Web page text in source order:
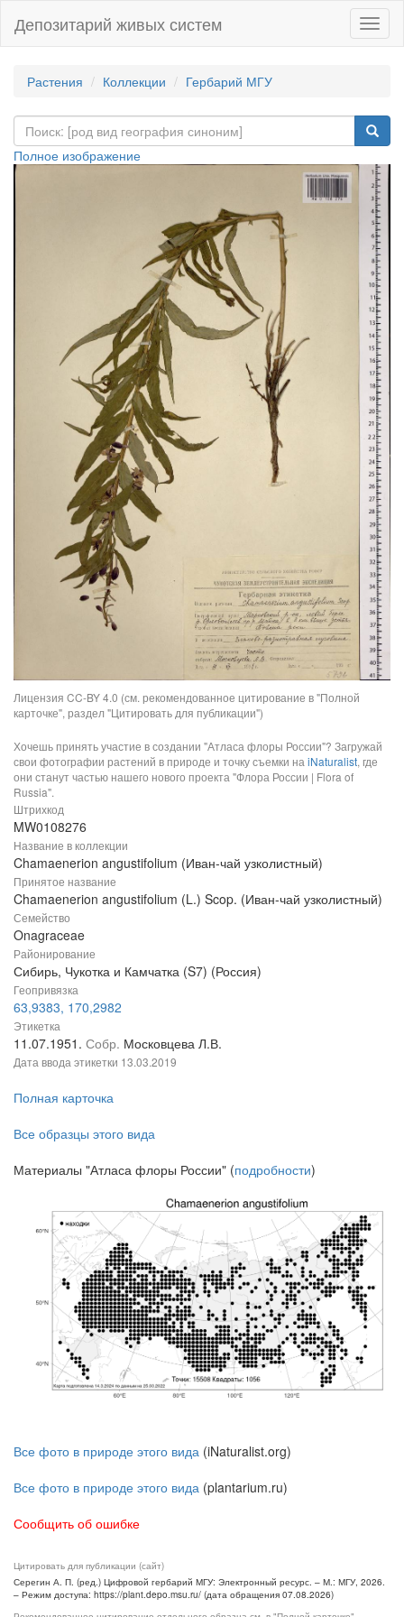
Депозитарий живых систем
Растения Коллекции Гербарий МГУ
Полное изображение
Лицензия CC-BY 4.0 (см. рекомендованное цитирование в "Полной
карточке", раздел "Цитировать для публикации")
Хочешь принять участие в создании "Атласа флоры России"? Загружай
свои фотографии растений в природе и точку съемки на iNaturalist, где
они станут частью нашего нового проекта "Флора России | Flora of
Russia".
Штрихкод
MW0108276
Название в коллекции
Chamaenerion angustifolium (Иван-чай узколистный)
Принятое название
Chamaenerion angustifolium (L.) Scop. (Иван-чай узколистный)
Семейство
Onagraceae
Районирование
Сибирь, Чукотка и Камчатка (S7) (Россия)
Геопривязка
63,9383, 170,2982
Этикетка
11.07.1951. Собр. Московцева Л.В.
Дата ввода этикетки 13.03.2019
Полная карточка
Все образцы этого вида
Материалы "Атласа флоры России" (подробности)
Все фото в природе этого вида (iNaturalist.org)
Все фото в природе этого вида (plantarium.ru)
Сообщить об ошибке
Цитировать для публикации (сайт)
Серегин А. П. (ред.) Цифровой гербарий МГУ: Электронный ресурс. – М.: МГУ, 2026.
– Режим доступа: https://plant.depo.msu.ru/ (дата обращения 07.08.2026)